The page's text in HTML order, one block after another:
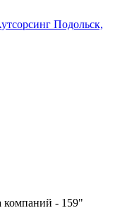
Подольск,
компаний - 159"